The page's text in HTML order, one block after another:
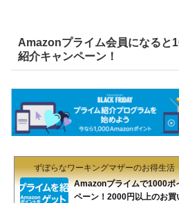
Amazonプライム会員になると
紹介キャンペーン！
ずぼらなワーキングマザーのお得生活
Amazonプライムで1000ポ
ペーン！2000円以上のお買